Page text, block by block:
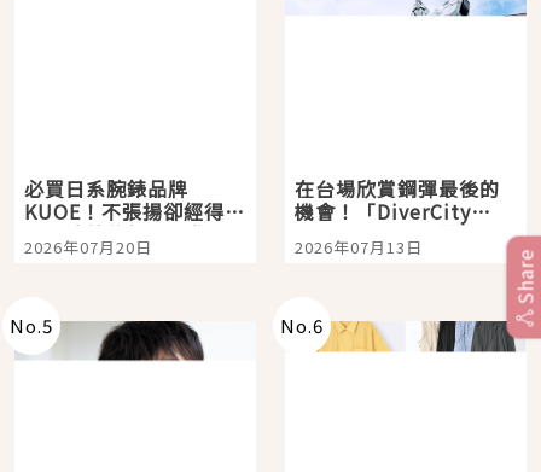
必買日系腕錶品牌
KUOE！不張揚卻經得起
時間洗鍊的經典之作五
選
2026年07月20日
在台場欣賞鋼彈最後的
機會！「DiverCity
Tokyo Plaza」搭船、
購物、美食及夜景，一
2026年07月13日
No.5 No.6
Share